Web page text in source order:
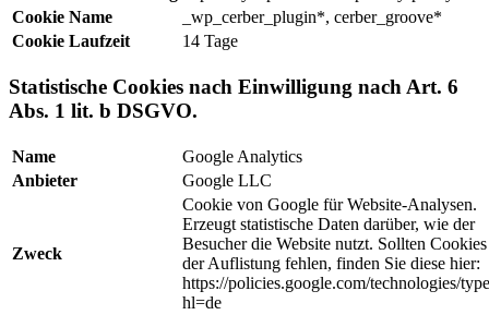
Cookie Name
_wp_cerber_plugin*, cerber_groove*
Cookie Laufzeit
14 Tage
Statistische Cookies nach Einwilligung nach Art. 6
Abs. 1 lit. b DSGVO.
Name
Google Analytics
Anbieter
Google LLC
Zweck
Cookie von Google für Website-Analysen.
Erzeugt statistische Daten darüber, wie der
Besucher die Website nutzt. Sollten
der Auflistung fehlen, finden Sie diese hier:
https://policies.google.com/technologies/
hl=de